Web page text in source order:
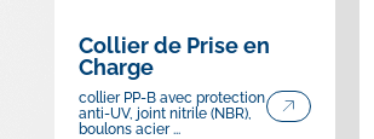
Collier de Prise en
Charge
collier PP-B avec protection
anti-UV, joint nitrile (NBR),
boulons acier ...